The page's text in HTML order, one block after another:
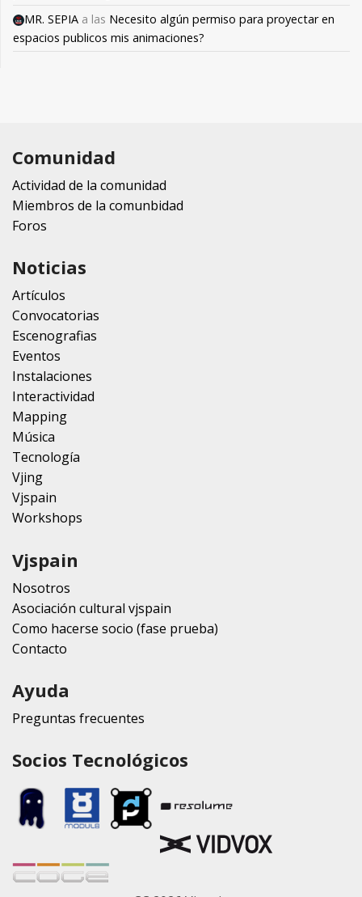
MR. SEPIA a las Necesito algún permiso para proyectar en
espacios publicos mis animaciones?
Comunidad
Actividad de la comunidad
Miembros de la comunbidad
Foros
Noticias
Artículos
Convocatorias
Escenografias
Eventos
Instalaciones
Interactividad
Mapping
Música
Tecnología
Vjing
Vjspain
Workshops
Vjspain
Nosotros
Asociación cultural vjspain
Como hacerse socio (fase prueba)
Contacto
Ayuda
Preguntas frecuentes
Socios Tecnológicos